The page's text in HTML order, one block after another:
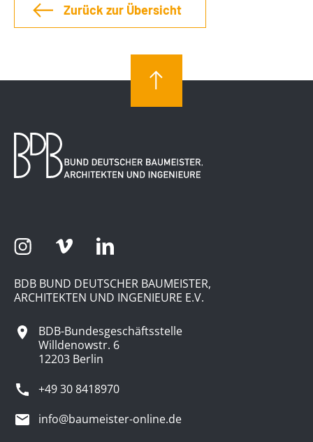
Zurück zur Übersicht
BDB BUND DEUTSCHER BAUMEISTER,
ARCHITEKTEN UND INGENIEURE E.V.
BDB-Bundesgeschäftsstelle
Willdenowstr. 6
12203 Berlin
+49 30 8418970
info@baumeister-online.de